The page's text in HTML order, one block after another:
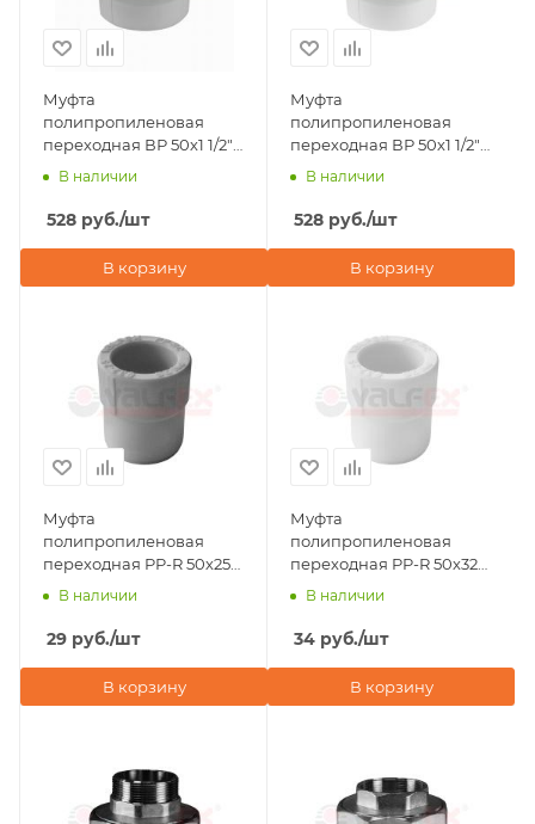
Муфта
полипропиленовая
переходная ВР 50х1 1/2"
под ключ Valfex, серая
В наличии
528 руб./шт
В корзину
Муфта
полипропиленовая
переходная ВР 50х1 1/2"
под ключ Valfex, белая
В наличии
528 руб./шт
В корзину
Муфта
полипропиленовая
переходная PP-R 50х25
ВР-НР Valfex, серая
В наличии
29 руб./шт
В корзину
Муфта
полипропиленовая
переходная PP-R 50х32
ВР-НР Valfex, белая
В наличии
34 руб./шт
В корзину